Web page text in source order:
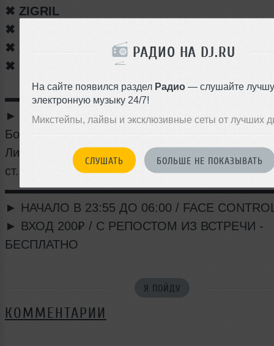
РАДИО НА DJ.RU
На сайте появился раздел Радио — слушайте
электронную музыку 24/7!
Микстейпы, лайвы и эксклюзивные сеты от лучших
СЛУШАТЬ БОЛЬШЕ НЕ ПОКАЗЫВАТЬ
✖ ZIGRIL
✖ LOOCH
✖ ZHAR
✖ FULCRUM
► AMPER CLUB
Боровая улица, 116 (проезд между Боровой
Лиговским пр.)
ст.м. Обводный канал
► НАЧАЛО В 23:55 ДО 06:00 / FACE
► ВХОД 200₽ / С РЕПОСТОМ ИЗ ВСТРЕЧИ -
БЕСПЛАТНО
Я ПОЙДУ
КОММЕНТАРИИ